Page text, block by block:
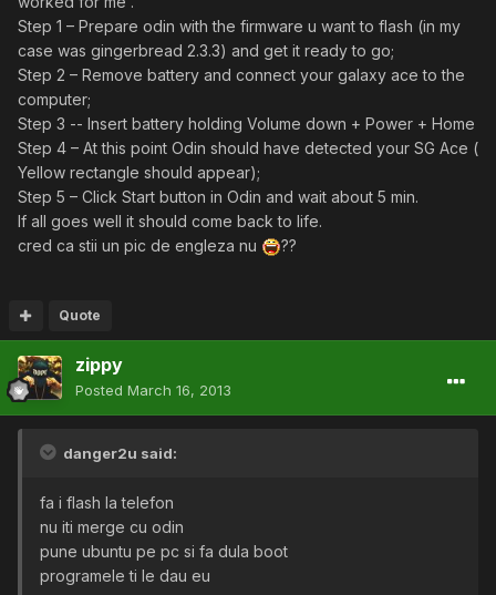
Step 1 – Prepare odin with the firmware u want to flash (in my
case was gingerbread 2.3.3) and get it ready to go;
Step 2 – Remove battery and connect your galaxy ace to the
computer;
Step 3 -- Insert battery holding Volume down + Power + Home
Step 4 – At this point Odin should have detected your SG Ace (
Yellow rectangle should appear);
Step 5 – Click Start button in Odin and wait about 5 min.
If all goes well it should come back to life.
cred ca stii un pic de engleza nu
??
Quote
zippy
Posted March 16, 2013
danger2u said:
fa i flash la telefon
nu iti merge cu odin
pune ubuntu pe pc si fa dula boot
programele ti le dau eu